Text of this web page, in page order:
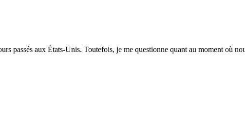
passés aux États-Unis. Toutefois, je me questionne quant au moment où